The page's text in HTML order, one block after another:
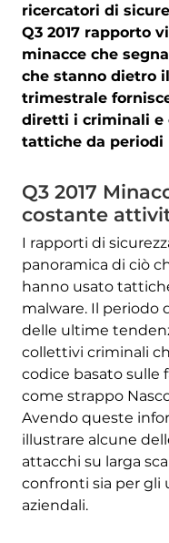
ricercatori di
Q3 2017 rapporto
minacce che
che stanno dietro
trimestrale
diretti i criminali e
tattiche da periodi
Q3 2017
costante
I rapporti di
panoramica di ciò
hanno usato
malware. Il periodo
delle ultime
collettivi criminali
codice basato sulle
come strappo
Avendo queste
illustrare alcune
attacchi su larga
confronti sia per
aziendali.